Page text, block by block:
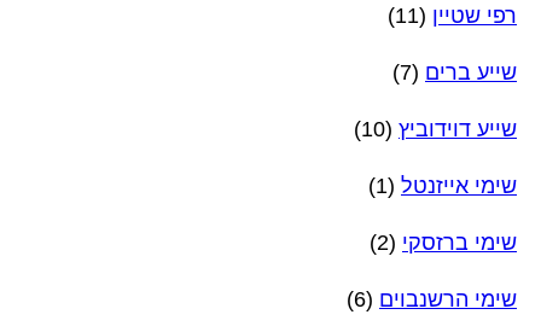
רפי שטיין (11)
שייע ברים (7)
שייע דוידוביץ (10)
שימי אייזנטל (1)
שימי ברזסקי (2)
שימי הרשנבוים (6)